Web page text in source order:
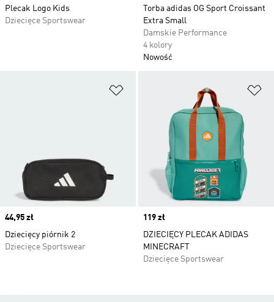
Plecak Logo Kids
Dziecięce Sportswear
Torba adidas OG Sport Croissant
Extra Small
Damskie Performance
4 kolory
Nowość
Dodaj do listy życzeń
Price
44,95 zł
Dziecięcy piórnik 2
Dziecięce Sportswear
Price
119 zł
DZIECIĘCY PLECAK ADIDAS
MINECRAFT
Dziecięce Sportswear